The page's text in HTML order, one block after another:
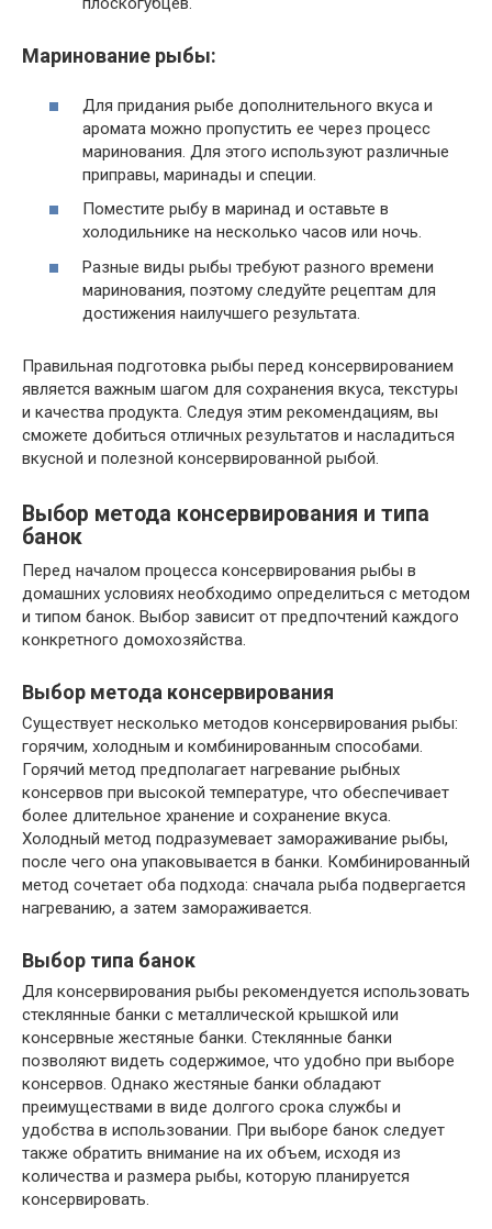
Маринование рыбы:
Для придания рыбе дополнительного вкуса и
аромата можно пропустить ее через процесс
маринования. Для этого используют различные
приправы, маринады и специи.
Поместите рыбу в маринад и оставьте в
холодильнике на несколько часов или ночь.
Разные виды рыбы требуют разного времени
маринования, поэтому следуйте рецептам для
достижения наилучшего результата.
Правильная подготовка рыбы перед консервированием
является важным шагом для сохранения вкуса, текстуры
и качества продукта. Следуя этим рекомендациям, вы
сможете добиться отличных результатов и насладиться
вкусной и полезной консервированной рыбой.
Выбор метода консервирования и типа
банок
Перед началом процесса консервирования рыбы в
домашних условиях необходимо определиться с методом
и типом банок. Выбор зависит от предпочтений каждого
конкретного домохозяйства.
Выбор метода консервирования
Существует несколько методов консервирования рыбы:
горячим, холодным и комбинированным способами.
Горячий метод предполагает нагревание рыбных
консервов при высокой температуре, что обеспечивает
более длительное хранение и сохранение вкуса.
Холодный метод подразумевает замораживание рыбы,
после чего она упаковывается в банки. Комбинированный
метод сочетает оба подхода: сначала рыба подвергается
нагреванию, а затем замораживается.
Выбор типа банок
Для консервирования рыбы рекомендуется использовать
стеклянные банки с металлической крышкой или
консервные жестяные банки. Стеклянные банки
позволяют видеть содержимое, что удобно при выборе
консервов. Однако жестяные банки обладают
преимуществами в виде долгого срока службы и
удобства в использовании. При выборе банок следует
также обратить внимание на их объем, исходя из
количества и размера рыбы, которую планируется
консервировать.